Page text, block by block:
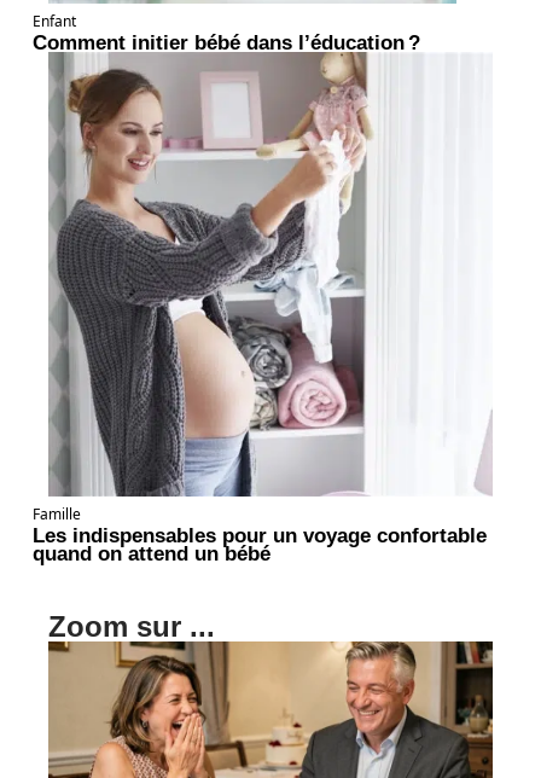
Enfant
Comment initier bébé dans l’éducation ?
Famille
Les indispensables pour un voyage confortable
quand on attend un bébé
Zoom sur ...